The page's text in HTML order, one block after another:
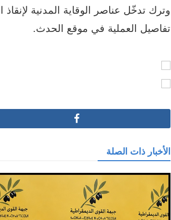
وترك تدخّل عناصر الوقاية المدنية
تفاصيل العملية في موقع الحدث.
الأخبار ذات الصلة